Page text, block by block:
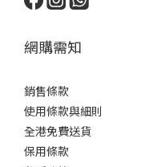
網購需知
銷售條款
使用條款與細則
全港免費送貨
保用條款